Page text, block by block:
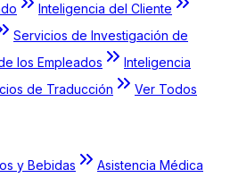
Inteligencia del Cliente
Servicios de Investigación de
los Empleados
Inteligencia
de Traducción
Ver Todos
y Bebidas
Asistencia Médica